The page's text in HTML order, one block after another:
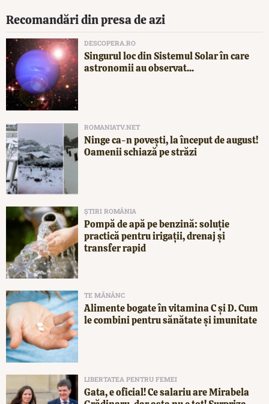
Recomandări din presa de azi
DESCOPERA.RO
Singurul loc din Sistemul Solar în care
astronomii au observat...
ROMANIATV.NET
Ninge ca-n povești, la început de august!
Oamenii schiază pe străzi
ȘTIRI ROMÂNIA
Pompă de apă pe benzină: soluție
practică pentru irigații, drenaj și
transfer rapid
TE MĂNÂNC
Alimente bogate în vitamina C și D. Cum
le combini pentru sănătate și imunitate
LIBERTATEA PENTRU FEMEI
Gata, e oficial! Ce salariu are Mirabela